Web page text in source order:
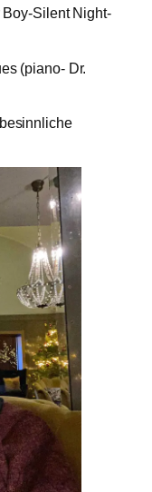
Silent Night-
(piano- Dr.